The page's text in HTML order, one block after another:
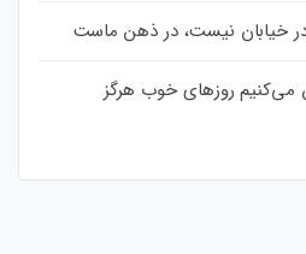
خیابان نیست، در ذهن ماست
روزهای خوب هرگز